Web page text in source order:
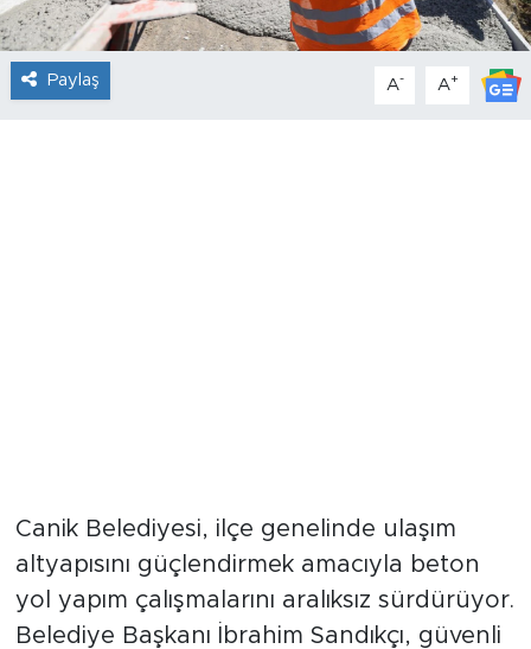
Paylaş A- A+
Canik Belediyesi, ilçe genelinde ulaşım
altyapısını güçlendirmek amacıyla beton
yol yapım çalışmalarını aralıksız sürdürüyor.
Belediye Başkanı İbrahim Sandıkçı, güvenli